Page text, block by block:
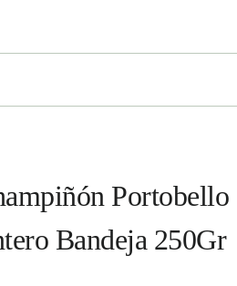
Portobello
Bandeja 250Gr